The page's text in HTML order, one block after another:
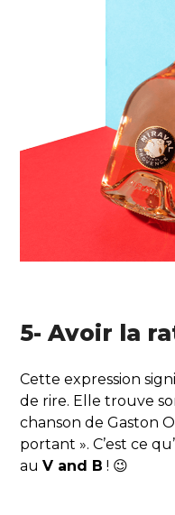
5- Avoir la
Cette expression
de rire. Elle trouve
chanson de Gaston
portant ». C’est ce
auV and B ! 😉